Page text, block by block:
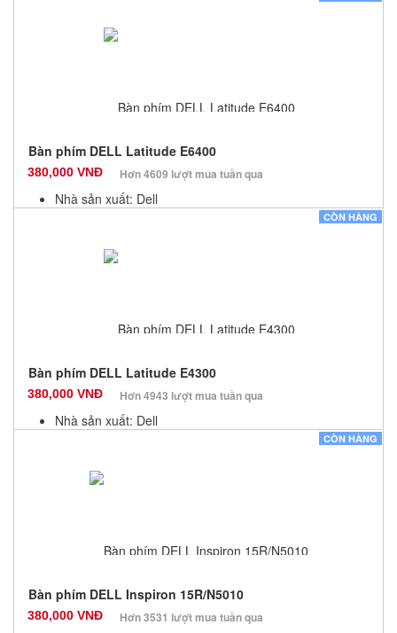
Số lượng: 10
Bàn phím DELL Latitude E6400
380,000 VNĐ Hơn 4609 lượt mua tuần qua
Nhà sản xuất: Dell
Số lượng: 10
CÒN HÀNG
Bàn phím DELL Latitude E4300
380,000 VNĐ Hơn 4943 lượt mua tuần qua
Nhà sản xuất: Dell
Số lượng: 10
CÒN HÀNG
Bàn phím DELL Inspiron 15R/N5010
380,000 VNĐ Hơn 3531 lượt mua tuần qua